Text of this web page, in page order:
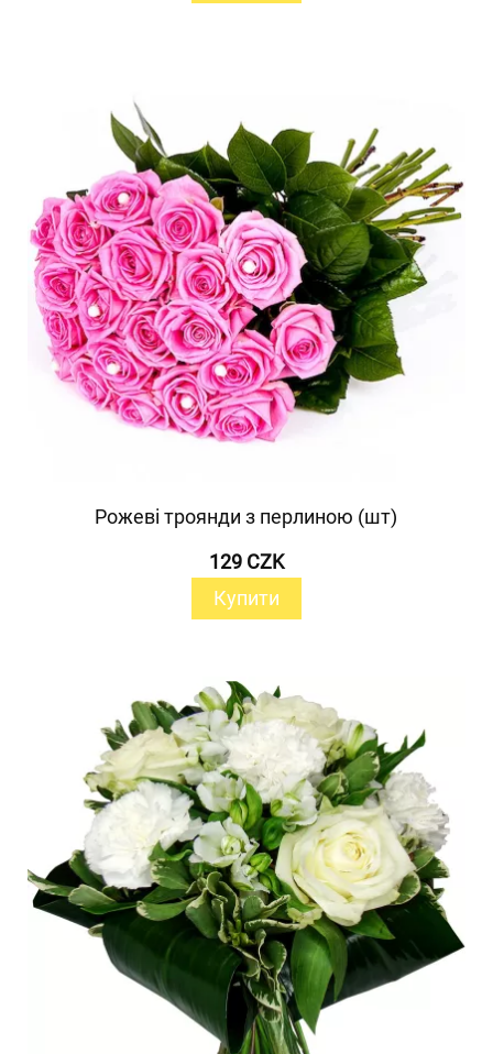
Рожеві троянди з перлиною (шт)
129 CZK
Купити